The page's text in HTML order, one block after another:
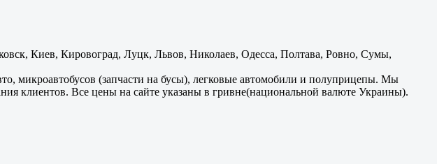
Киев, Кировоград, Луцк, Львов, Николаев, Одесса, Полтава, Ровно, Сумы,
микроавтобусов (запчасти на бусы), легковые автомобили и полуприцепы. Мы
клиентов. Все цены на сайте указаны в гривне(национальной валюте Украины).